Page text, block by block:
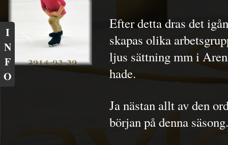
Efter detta dras det
skapas olika
ljus sättning mm i
hade.
Ja nästan allt av den
början på denna säsong.
I
N
F
O